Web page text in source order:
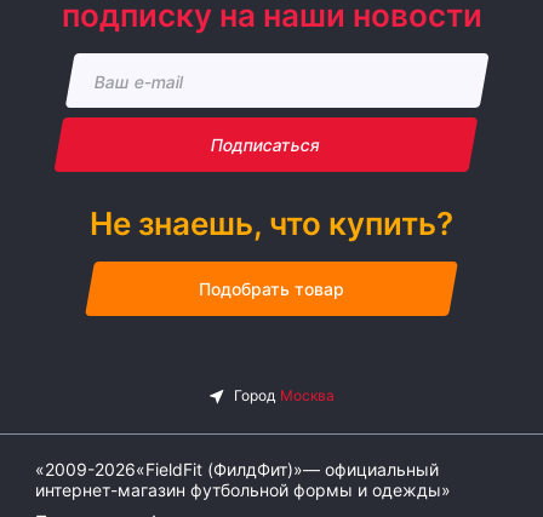
подписку на наши новости
Подписаться
Не знаешь, что купить?
Подобрать товар
«2009-2026«FieldFit (ФилдФит)»— официальный
интернет-магазин футбольной формы и одежды»